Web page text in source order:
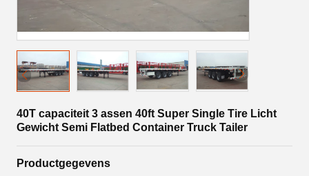
40T capaciteit 3 assen 40ft Super Single Tire Licht
Gewicht Semi Flatbed Container Truck Tailer
Productgegevens